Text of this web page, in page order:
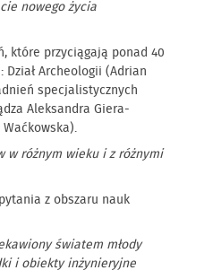
nowego życia
które przyciągają ponad 40
Archeologii (Adrian
specjalistycznych
Aleksandra Giera-
w różnym wieku i z różnymi
z obszaru nauk
światem młody
i obiekty inżynieryjne